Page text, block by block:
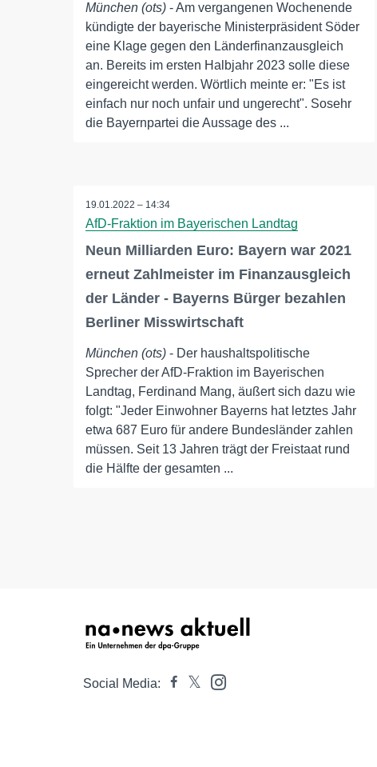
München (ots) - Am vergangenen Wochenende
kündigte der bayerische Ministerpräsident Söder
eine Klage gegen den Länderfinanzausgleich
an. Bereits im ersten Halbjahr 2023 solle diese
eingereicht werden. Wörtlich meinte er: "Es ist
einfach nur noch unfair und ungerecht". Sosehr
die Bayernpartei die Aussage des ...
19.01.2022 – 14:34
AfD-Fraktion im Bayerischen Landtag
Neun Milliarden Euro: Bayern war 2021
erneut Zahlmeister im Finanzausgleich
der Länder - Bayerns Bürger bezahlen
Berliner Misswirtschaft
München (ots) - Der haushaltspolitische
Sprecher der AfD-Fraktion im Bayerischen
Landtag, Ferdinand Mang, äußert sich dazu wie
folgt: "Jeder Einwohner Bayerns hat letztes Jahr
etwa 687 Euro für andere Bundesländer zahlen
müssen. Seit 13 Jahren trägt der Freistaat rund
die Hälfte der gesamten ...
Social Media: